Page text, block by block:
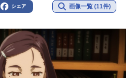
シェア 画像一覧 (11件)